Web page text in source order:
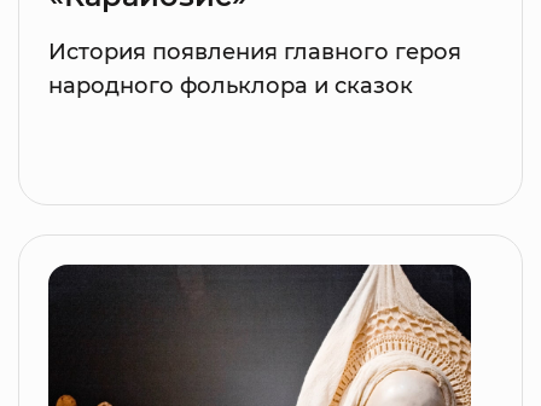
История появления главного героя
народного фольклора и сказок